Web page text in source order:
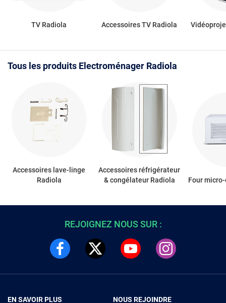
TV Radiola Accessoires TV Radiola
Tous les produits Electroménager Radiola
Accessoires lave-linge
Radiola
Accessoires réfrigérateur
& congélateur Radiola
Four
REJOIGNEZ NOUS SUR :
EN SAVOIR PLUS NOUS REJOINDRE